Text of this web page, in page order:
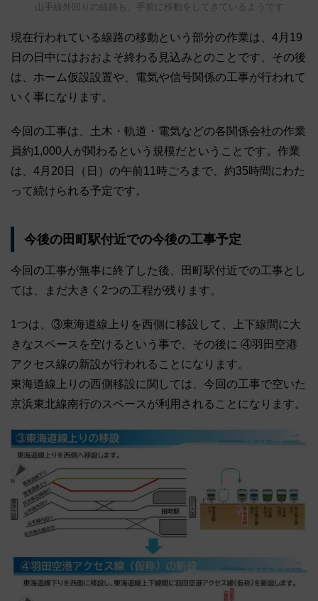
山手線外回りの線路も、手前に移動をしてきているようです
現在行われている線路の移動という部分の作業は、4月19
日の日中にはおおよそ終わる見込みとのことです、その後
は、ホーム仮設設置や、電気や信号関係の工事が行われて
いく事になります。
今回の工事は、土木・軌道・電気などの各関係会社の作業
員約1,000人が関わるという規模だということです。作業
は、4月20日（日）の午前11時ごろまで、約35時間にわた
って続けられる予定です。
今後の田町駅付近での今後の工事予定
今回の工事が無事に終了した後、田町駅付近での工事とし
ては、まだ大きく2つの工程が残ります。
1つは、③東海道線上りを西側に移設して、上下線間に大
きなスペースを空けるという事で、その後に ④羽田空港
アクセス線の新設が行われることになります。
東海道線上りの西側移設に関しては、今回の工事で空いた
京浜東北線南行のスペースが利用されることになります。